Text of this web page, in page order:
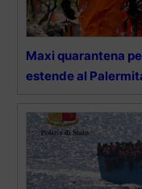
Maxi quarantena
estende al